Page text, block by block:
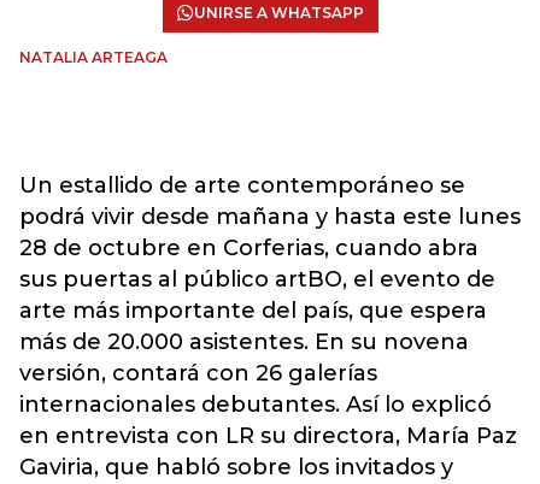
UNIRSE A WHATSAPP
NATALIA ARTEAGA
Un estallido de arte contemporáneo se
podrá vivir desde mañana y hasta este lunes
28 de octubre en Corferias, cuando abra
sus puertas al público artBO, el evento de
arte más importante del país, que espera
más de 20.000 asistentes. En su novena
versión, contará con 26 galerías
internacionales debutantes. Así lo explicó
en entrevista con LR su directora, María Paz
Gaviria, que habló sobre los invitados y